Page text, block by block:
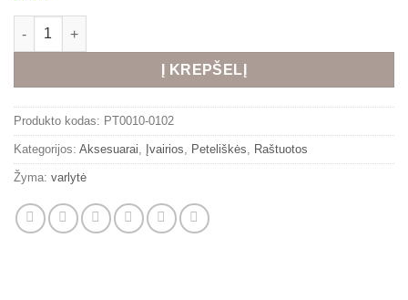
produkto kiekis: MĖLYNA TAŠKUOTA PETELIŠKĖ AUKSO
Į KREPŠELĮ
Alternative:
Produkto kodas: PT0010-0102
Kategorijos: Aksesuarai, Įvairios, Peteliškės, Raštuotos
Žyma: varlytė